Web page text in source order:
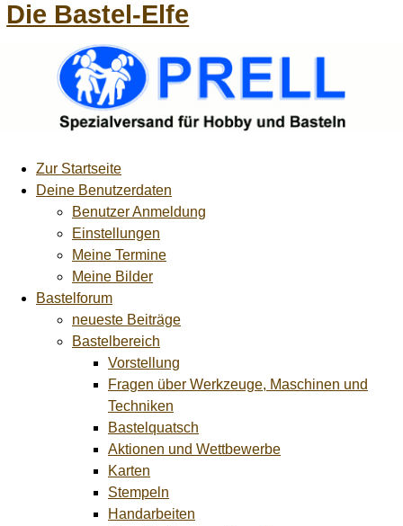
Die Bastel-Elfe
Zur Startseite
Deine Benutzerdaten
Benutzer Anmeldung
Einstellungen
Meine Termine
Meine Bilder
Bastelforum
neueste Beiträge
Bastelbereich
Vorstellung
Fragen über Werkzeuge, Maschinen und
Techniken
Bastelquatsch
Aktionen und Wettbewerbe
Karten
Stempeln
Handarbeiten